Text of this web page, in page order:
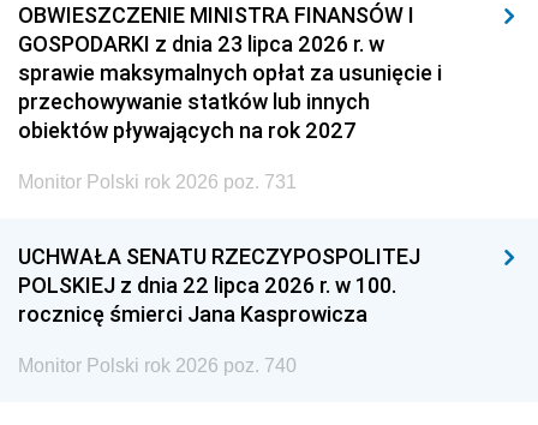
OBWIESZCZENIE MINISTRA FINANSÓW I
GOSPODARKI z dnia 23 lipca 2026 r. w
sprawie maksymalnych opłat za usunięcie i
przechowywanie statków lub innych
obiektów pływających na rok 2027
Monitor Polski rok 2026 poz. 731
UCHWAŁA SENATU RZECZYPOSPOLITEJ
POLSKIEJ z dnia 22 lipca 2026 r. w 100.
rocznicę śmierci Jana Kasprowicza
Monitor Polski rok 2026 poz. 740